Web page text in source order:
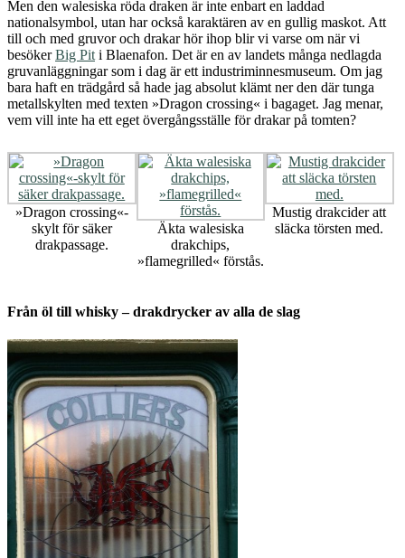
Men den walesiska röda draken är inte enbart en laddad
nationalsymbol, utan har också karaktären av en gullig maskot. Att
till och med gruvor och drakar hör ihop blir vi varse om när vi
besökerBig Pit i Blaenafon. Det är en av landets många nedlagda
gruvanläggningar som i dag är ett industriminnesmuseum. Om jag
bara haft en trädgård så hade jag absolut klämt ner den där tunga
metallskylten med texten »Dragon crossing« i bagaget. Jag menar,
vem vill inte ha ett eget övergångsställe för drakar på tomten?
»Dragon crossing«-
skylt för säker
drakpassage.
Äkta walesiska
drakchips,
»flamegrilled« förstås.
Mustig drakcider att
släcka törsten med.
Från öl till whisky – drakdrycker av alla de slag